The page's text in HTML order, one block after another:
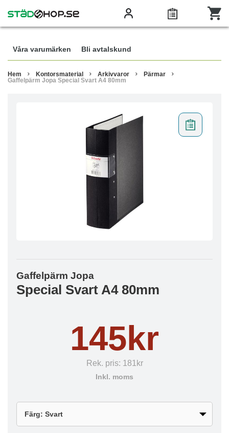
Våra varumärken Bli avtalskund
Hem Kontorsmaterial Arkivvaror
Pärmar
Gaffelpärm Jopa Special Svart A4 80mm
Gaffelpärm Jopa
Special Svart A4 80mm
145kr
Rek. pris: 181kr
Inkl. moms